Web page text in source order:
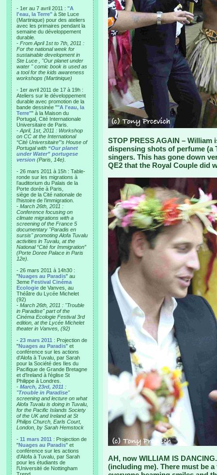
- 1er au 7 avril 2011 : "A
l'eau, la Terre" à Ste Luce
(Martinique) pour des ateliers
avec les primaires pendant la
semaine du développement
durable.
- From April 1st to 7th, 2011 :
For the national week for
sustainable development in
Ste Luce , "Our planet under
water " comic book is used as
a tool for the kids awareness
workshops (Martinique)
- 1er avril 2011 de 17 à 19h :
Ateliers sur le développement
durable avec promotion de la
bande dessinée ""A l'eau, la
Terre"" à la Maison du
Portugal, Cité Internationale
Universitaire de Paris.
- April, 1st, 2011 : Workshop
on CC at the International
“Cité Universitaire”’s House of
Portugal with “Our planet
under Water” portugese
version (Paris, 14e).
- 26 mars 2011 à 15h : Table-
ronde sur les migrations à
l’auditorium du Palais de la
Porte dorée à Paris,
siège de la Cité nationale de
l’histoire de l’immigration.
- March 26th, 2011 :
Conference focusing on
climate migrations with a
screening of the France 5
documentary "Paradis en
sursis" promoting Alofa Tuvalu
activities in Tuvalu, at the
National “Cité for Immigration”
(Porte Doree Palace in Paris
12e).
- 26 mars 2011 à 14h30 :
"Nuages au Paradis" au
3eme Festival Cinéma
Ecologie de Vanves, au
Théâtre du Lycée Michelet
(92)
- March 26th, 2011 : "Trouble
in Paradise" part of the
Cinéma Ecologie Festival 3rd
edition, at the Lycée Michelet
theater in Vanves, (92)
- 23 mars 2011 : Projection de
"Nuages au Paradis" et
conférence sur les actions
d'Alofa à Tuvalu, par Sarah
pour la Société des Iles du
Pacifique de Grande Bretagne
et d'Ireland à l'église St
Philippe à Londres.
- March, 23rd, 2011 :
"Trouble in Paradise"
screening and lecture on what
Alofa Tuvalu is doing in Tuvalu,
for the Pacific Islands Society
of the UK and Ireland at St
Philips Church, Earls Court,
London, by Sarah Hemstock
- 11 mars 2011 : Projection de
"Nuages au Paradis" et
conférence sur les actions
d'Alofa à Tuvalu, par Sarah
pour les étudiants de
l'Université de Nottingham
STOP PRESS AGAIN –
dispensing shots of perfume (a
singers. This has gone down
QE2 that the Royal Couple did
AH, now WILLIAM IS
(including me). There must be